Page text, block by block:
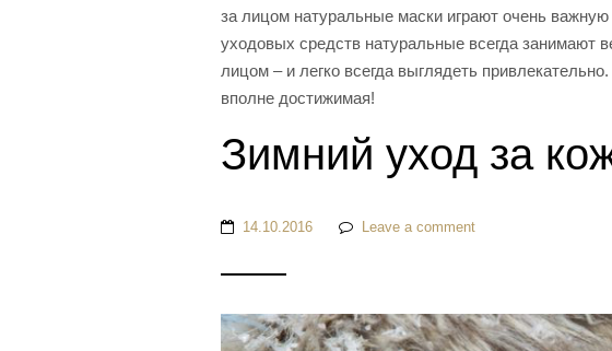
за лицом натуральные маски играют очень
уходовых средств натуральные всегда занимают
лицом – и легко всегда выглядеть
вполне достижимая!
Зимний уход за
14.10.2016 Leave a comment